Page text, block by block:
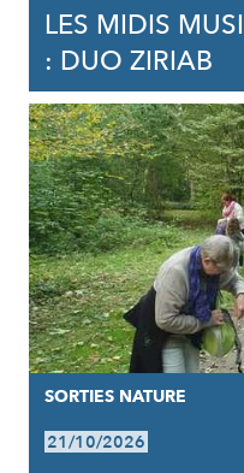
LES MIDIS
: DUO ZIRIAB
SORTIES NATURE
21/10/2026